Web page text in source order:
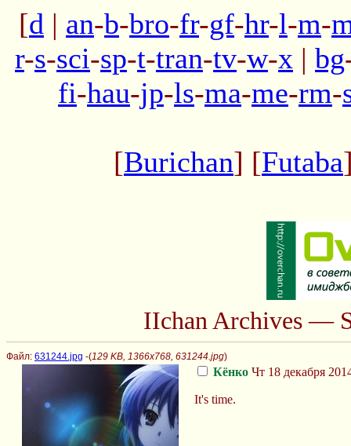
[d | an-b-bro-fr-gf-hr-l-m-
r-s-sci-sp-t-tran-tv-w-x | bg
fi-hau-jp-ls-ma-me-rm-
[Burichan] [Futaba
IIchan Archives —
Файл: 631244.jpg -(129 KB, 1366x768, 631244.jpg)
Кёнко Чт 18 декабря
It's time.